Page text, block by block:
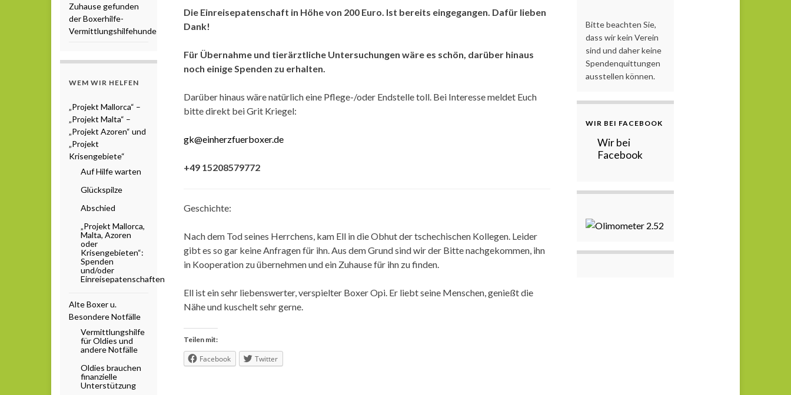
Die Einreisepatenschaft in Höhe von 200 Euro. Ist bereits eingegangen. Dafür lieben
Dank!
Für Übernahme und tierärztliche Untersuchungen wäre es schön, darüber hinaus
noch einige Spenden zu erhalten.
Darüber hinaus wäre natürlich eine Pflege-/oder Endstelle toll. Bei Interesse meldet Euch
bitte direkt bei Grit Kriegel:
gk@einherzfuerboxer.de
+49 15208579772
Geschichte:
Nach dem Tod seines Herrchens, kam Ell in die Obhut der tschechischen Kollegen. Leider
gibt es so gar keine Anfragen für ihn. Aus dem Grund sind wir der Bitte nachgekommen, ihn
in Kooperation zu übernehmen und ein Zuhause für ihn zu finden.
Ell ist ein sehr liebenswerter, verspielter Boxer Opi. Er liebt seine Menschen, genießt die
Nähe und kuschelt sehr gerne.
Teilen mit:
Facebook Twitter
Zuhause gefunden
der Boxerhilfe-
Vermittlungshilfehunde
WEM WIR HELFEN
„Projekt Mallorca“ –
„Projekt Malta“ –
„Projekt Azoren“ und
„Projekt
Krisengebiete“
Auf Hilfe warten
Glückspilze
Abschied
„Projekt Mallorca,
Malta, Azoren
oder
Krisengebieten“:
Spenden
und/oder
Einreisepatenschaften
Alte Boxer u.
Besondere Notfälle
Vermittlungshilfe
für Oldies und
andere Notfälle
Oldies brauchen
finanzielle
Unterstützung
Bitte beachten Sie,
dass wir kein Verein
sind und daher keine
Spendenquittungen
ausstellen können.
WIR BEI FACEBOOK
Wir bei
Facebook